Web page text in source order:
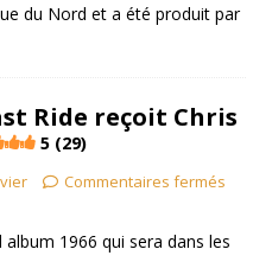
du Nord et a été produit par
Ride reçoit Chris
5 (29)
Commentaires fermés
1966 qui sera dans les